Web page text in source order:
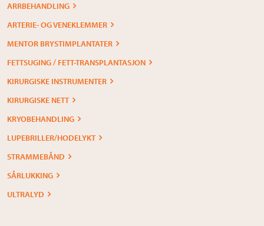
ARRBEHANDLING
ARTERIE- OG VENEKLEMMER
MENTOR BRYSTIMPLANTATER
FETTSUGING / FETT-TRANSPLANTASJON
KIRURGISKE INSTRUMENTER
KIRURGISKE NETT
KRYOBEHANDLING
LUPEBRILLER/HODELYKT
STRAMMEBÅND
SÅRLUKKING
ULTRALYD